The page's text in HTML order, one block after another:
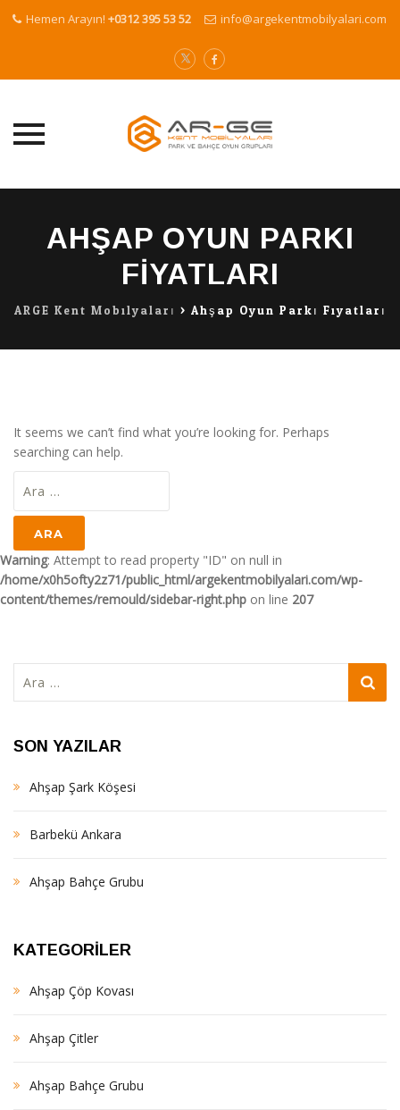
Hemen Arayın! +0312 395 53 52 info@argekentmobilyalari.com
AHŞAP OYUN PARKI
FIYATLARI
ARGE Kent Mobilyaları > Ahşap Oyun Parkı Fiyatları
It seems we can’t find what you’re looking for. Perhaps
searching can help.
Warning: Attempt to read property "ID" on null in
/home/x0h5ofty2z71/public_html/argekentmobilyalari.com/wp-
content/themes/remould/sidebar-right.php on line 207
SON YAZILAR
Ahşap Şark Köşesi
Barbekü Ankara
Ahşap Bahçe Grubu
KATEGORILER
Ahşap Çöp Kovası
Ahşap Çitler
Ahşap Bahçe Grubu